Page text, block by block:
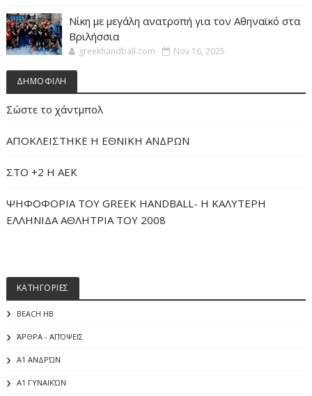
Νίκη με μεγάλη ανατροπή για τον Αθηναϊκό στα
Βριλήσσια
greekhandball.com Nov 16, 2025
ΔΗΜΟΦΙΛΗ
Σώστε το χάντμπολ
ΑΠΟΚΛΕΙΣΤΗΚΕ Η ΕΘΝΙΚΗ ΑΝΔΡΩΝ
ΣΤΟ +2 Η ΑΕΚ
ΨΗΦΟΦΟΡΙΑ ΤΟΥ GREEK HANDBALL- H ΚΑΛΥΤΕΡΗ
ΕΛΛΗΝΙΔΑ ΑΘΛΗΤΡΙΑ ΤΟΥ 2008
ΚΑΤΗΓΟΡΙΕΣ
BEACH HB
ΆΡΘΡΑ - ΑΠΌΨΕΙΣ
Α1 ΑΝΔΡΏΝ
Α1 ΓΥΝΑΙΚΏΝ